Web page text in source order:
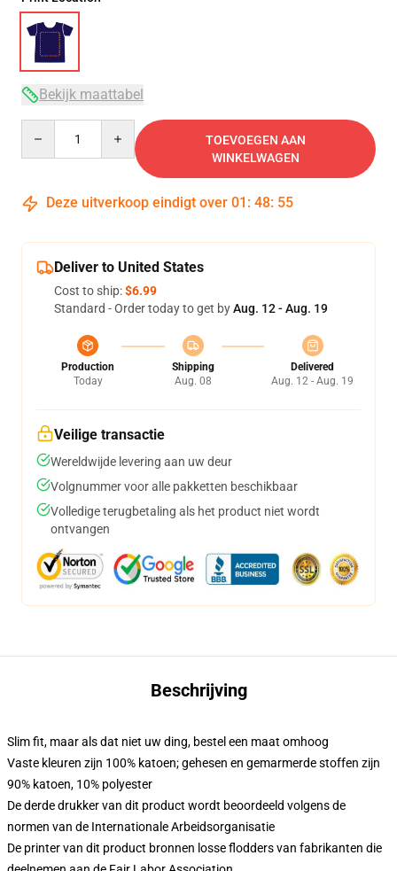
Bekijk maattabel
TOEVOEGEN AAN
WINKELWAGEN
Deze uitverkoop eindigt over 01 : 48: 55
Deliver to United States
Cost to ship:$6.99
Standard - Order today to get byAug. 12 - Aug. 19
Production
Today
Shipping
Aug. 08
Delivered
Aug. 12 - Aug. 19
Veilige transactie
Wereldwijde levering aan uw deur
Volgnummer voor alle pakketten beschikbaar
Volledige terugbetaling als het product niet wordt
ontvangen
Beschrijving
Slim fit, maar als dat niet uw ding, bestel een maat omhoog
Vaste kleuren zijn 100% katoen; gehesen en gemarmerde stoffen zijn
90% katoen, 10% polyester
De derde drukker van dit product wordt beoordeeld volgens de
normen van de Internationale Arbeidsorganisatie
De printer van dit product bronnen losse flodders van fabrikanten die